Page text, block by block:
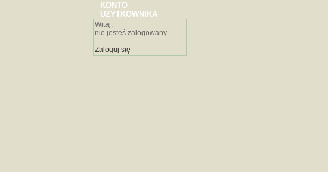
KONTO
UŻYTKOWNIKA
Witaj,
nie jesteś zalogowany.
Zaloguj się